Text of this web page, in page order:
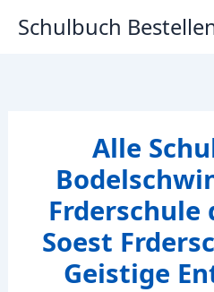
InhaltSchulbuch
Alle
Soest
Geistige